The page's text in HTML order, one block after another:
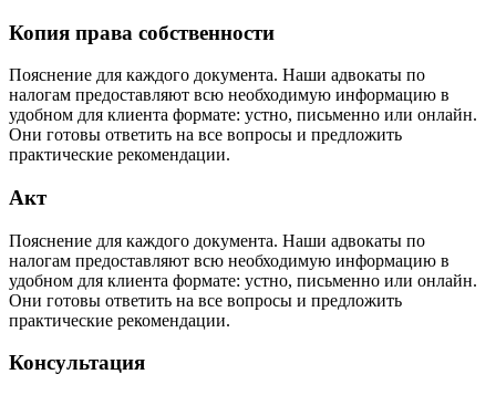
Копия права собственности
Пояснение для каждого документа. Наши адвокаты по
налогам предоставляют всю необходимую информацию в
удобном для клиента формате: устно, письменно или онлайн.
Они готовы ответить на все вопросы и предложить
практические рекомендации.
Акт
Пояснение для каждого документа. Наши адвокаты по
налогам предоставляют всю необходимую информацию в
удобном для клиента формате: устно, письменно или онлайн.
Они готовы ответить на все вопросы и предложить
практические рекомендации.
Консультация